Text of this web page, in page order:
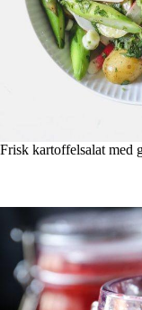
Frisk kartoffelsalat med